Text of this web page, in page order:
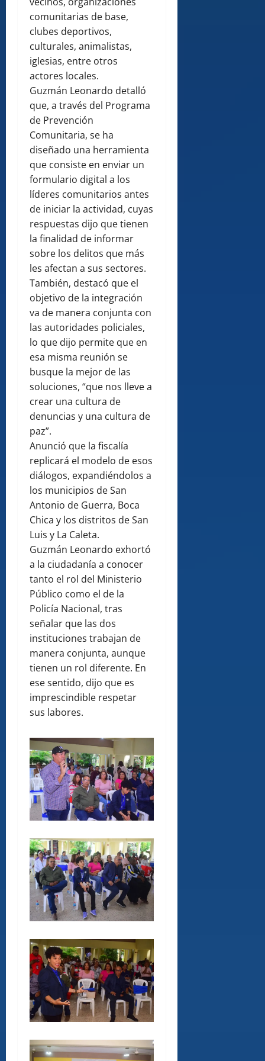
comunitarias de base,
clubes deportivos,
culturales, animalistas,
iglesias, entre otros
actores locales.
Guzmán Leonardo detalló
que, a través del Programa
de Prevención
Comunitaria, se ha
diseñado una herramienta
que consiste en enviar un
formulario digital a los
líderes comunitarios antes
de iniciar la actividad, cuyas
respuestas dijo que tienen
la finalidad de informar
sobre los delitos que más
les afectan a sus sectores.
También, destacó que el
objetivo de la integración
va de manera conjunta con
las autoridades policiales,
lo que dijo permite que en
esa misma reunión se
busque la mejor de las
soluciones, “que nos lleve a
crear una cultura de
denuncias y una cultura de
paz”.
Anunció que la fiscalía
replicará el modelo de esos
diálogos, expandiéndolos a
los municipios de San
Antonio de Guerra, Boca
Chica y los distritos de San
Luis y La Caleta.
Guzmán Leonardo exhortó
a la ciudadanía a conocer
tanto el rol del Ministerio
Público como el de la
Policía Nacional, tras
señalar que las dos
instituciones trabajan de
manera conjunta, aunque
tienen un rol diferente. En
ese sentido, dijo que es
imprescindible respetar
sus labores.